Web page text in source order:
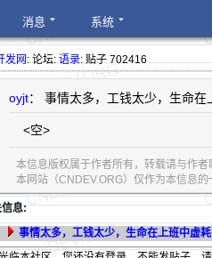
消息 系统
发网: 论坛:语录: 贴子 702416
oyjt： 事情太多，工钱太少，生命
<空>
本信息版权属于作者所有，转载请与作
本网站（CNDEV.ORG）仅作为本信息
息:
事情太多，工钱太少，生命在上班中虚